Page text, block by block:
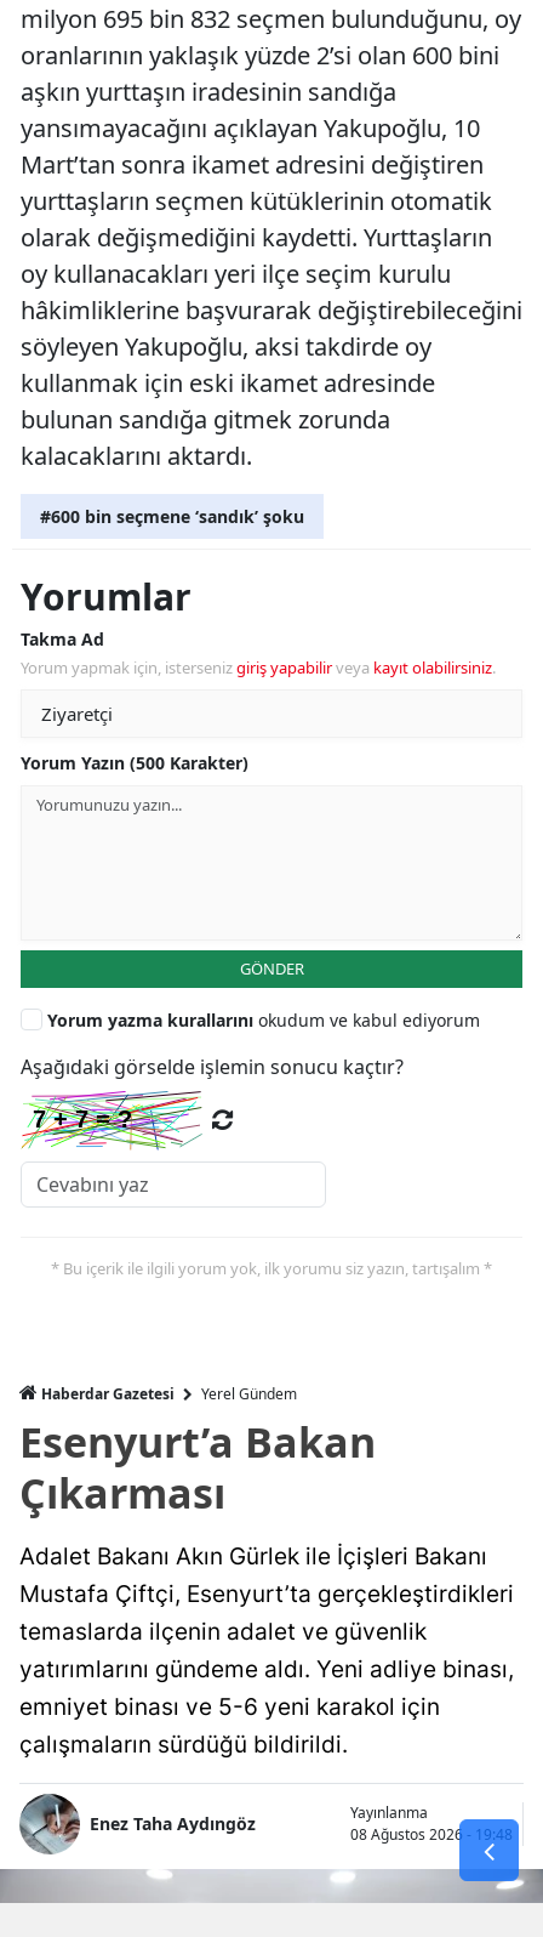
milyon 695 bin 832 seçmen bulunduğunu, oy
oranlarının yaklaşık yüzde 2’si olan 600 bini
aşkın yurttaşın iradesinin sandığa
yansımayacağını açıklayan Yakupoğlu, 10
Mart’tan sonra ikamet adresini değiştiren
yurttaşların seçmen kütüklerinin otomatik
olarak değişmediğini kaydetti. Yurttaşların
oy kullanacakları yeri ilçe seçim kurulu
hâkimliklerine başvurarak değiştirebileceğini
söyleyen Yakupoğlu, aksi takdirde oy
kullanmak için eski ikamet adresinde
bulunan sandığa gitmek zorunda
kalacaklarını aktardı.
#600 bin seçmene ‘sandık’ şoku
Yorumlar
Takma Ad
Yorum yapmak için, istersenizgiriş yapabilirveya kayıt olabilirsiniz.
Yorum Yazın (500 Karakter)
GÖNDER
Yorum yazma kurallarını okudum ve kabul ediyorum
Aşağıdaki görselde işlemin sonucu kaçtır?
* Bu içerik ile ilgili yorum yok, ilk yorumu siz yazın, tartışalım *
Haberdar Gazetesi Yerel Gündem
Esenyurt’a Bakan
Çıkarması
Adalet Bakanı Akın Gürlek ile İçişleri Bakanı
Mustafa Çiftçi, Esenyurt’ta gerçekleştirdikleri
temaslarda ilçenin adalet ve güvenlik
yatırımlarını gündeme aldı. Yeni adliye binası,
emniyet binası ve 5-6 yeni karakol için
çalışmaların sürdüğü bildirildi.
Enez Taha Aydıngöz
Yayınlanma
08 Ağustos 2026 - 19:48